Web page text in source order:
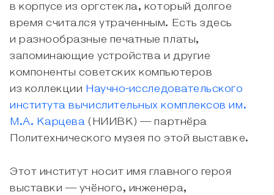
в корпусе из оргстекла, который долгое
время считался утраченным. Есть здесь
и разнообразные печатные платы,
запоминающие устройства и другие
компоненты советских компьютеров
из коллекции Научно-исследовательского
института вычислительных комплексов им.
М.А. Карцева (НИИВК) — партнёра
Политехнического музея по этой выставке.
Этот институт носит имя главного героя
выставки — учёного, инженера,